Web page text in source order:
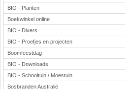
BIO - Planten
Boekwinkel online
BIO - Divers
BIO - Proefjes en projecten
Boomfeestdag
BIO - Downloads
BIO - Schooltuin / Moestuin
Bosbranden Australië